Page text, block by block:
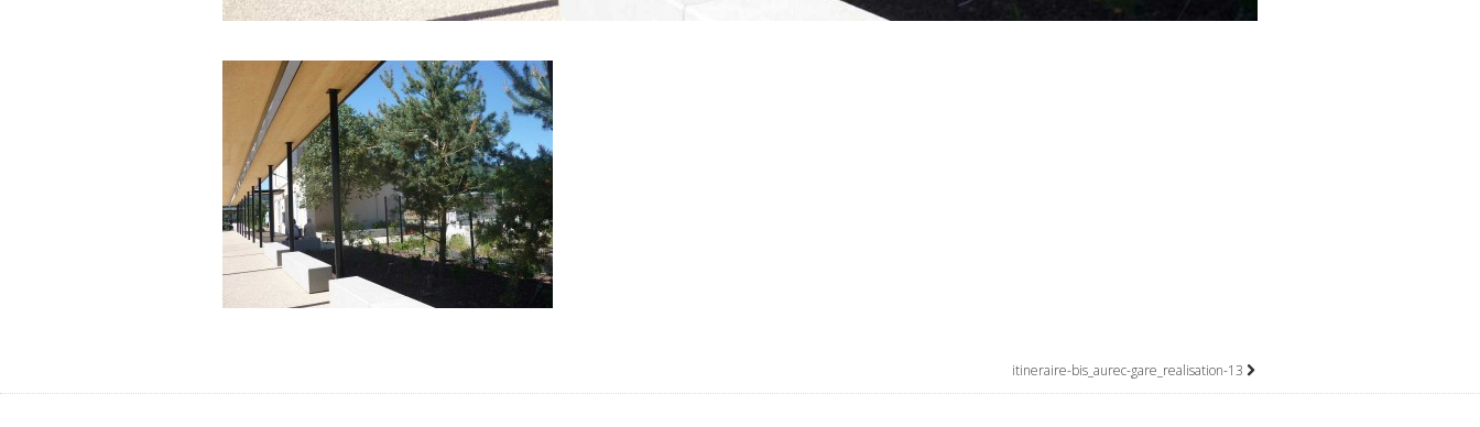
itineraire-bis_aurec-gare_realisation-13